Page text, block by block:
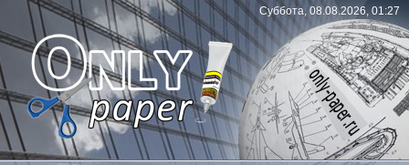
Суббота, 08.08.2026, 01:27